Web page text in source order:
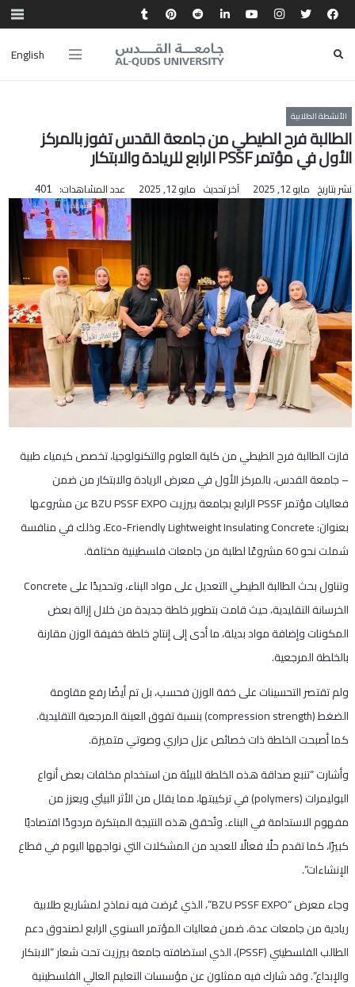
English
الأنشطة الطلابية
الطالبة فرح الطيطي من جامعة القدس تفوز بالمركز
الأول في مؤتمر PSSF الرابع للريادة والابتكار
نشر بتاريخ مايو 12, 2025 آخر تحديث مايو 12, 2025 عدد المشاهدات: 401
فازت الطالبة فرح الطيطي من كلية العلوم والتكنولوجيا، تخصص كيمياء طبية
– جامعة القدس، بالمركز الأول في معرض الريادة والابتكار من ضمن
فعاليات مؤتمر PSSF الرابع بجامعة بيرزيت BZU PSSF EXPO عن مشروعها
بعنوان: Eco-Friendly Lightweight Insulating Concrete، وذلك في منافسة
شملت نحو 60 مشروعًا لطلبة من جامعات فلسطينية مختلفة.
وتناول بحث الطالبة الطيطي التعديل على مواد البناء، وتحديدًا على Concrete
الخرسانة التقليدية، حيث قامت بتطوير خلطة جديدة من خلال إزالة بعض
المكونات وإضافة مواد بديلة، ما أدى إلى إنتاج خلطة خفيفة الوزن مقارنة
بالخلطة المرجعية.
ولم تقتصر التحسينات على خفة الوزن فحسب، بل تم أيضًا رفع مقاومة
الضغط (compression strength) بنسبة تفوق العينة المرجعية التقليدية.
كما أصبحت الخلطة ذات خصائص عزل حراري وصوتي متميزة.
وأشارت “تنبع صداقة هذه الخلطة للبيئة من استخدام مخلفات بعض أنواع
البوليمرات (polymers) في تركيبتها، مما يقلل من الأثر البيئي ويعزز من
مفهوم الاستدامة في البناء. وتُحقق هذه النتيجة المبتكرة مردودًا اقتصاديًا
كبيرًا، كما تقدم حلًا فعالًا للعديد من المشكلات التي نواجهها اليوم في قطاع
الإنشاءات”.
وجاء معرض “BZU PSSF EXPO”، الذي عُرضت فيه نماذج لمشاريع طلابية
ريادية من جامعات عدة، ضمن فعاليات المؤتمر السنوي الرابع لصندوق دعم
الطالب الفلسطيني (PSSF)، الذي استضافته جامعة بيرزيت تحت شعار “الابتكار
والإبداع”. وقد شارك فيه ممثلون عن مؤسسات التعليم العالي الفلسطينية